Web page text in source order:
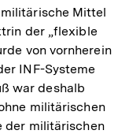
Mittel
der „flexible
von vornherein
INF-Systeme
war deshalb
militärischen
der militärischen